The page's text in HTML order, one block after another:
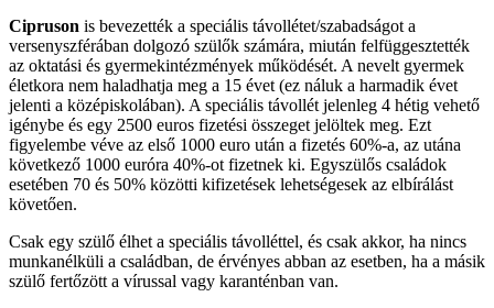
Cipruson is bevezették a speciális távollétet/szabadságot a
versenyszférában dolgozó szülők számára, miután felfüggesztették
az oktatási és gyermekintézmények működését. A nevelt gyermek
életkora nem haladhatja meg a 15 évet (ez náluk a harmadik évet
jelenti a középiskolában). A speciális távollét jelenleg 4 hétig vehető
igénybe és egy 2500 euros fizetési összeget jelöltek meg. Ezt
figyelembe véve az első 1000 euro után a fizetés 60%-a, az utána
következő 1000 euróra 40%-ot fizetnek ki. Egyszülős családok
esetében 70 és 50% közötti kifizetések lehetségesek az elbírálást
követően.
Csak egy szülő élhet a speciális távolléttel, és csak akkor, ha nincs
munkanélküli a családban, de érvényes abban az esetben, ha a másik
szülő fertőzött a vírussal vagy karanténban van.